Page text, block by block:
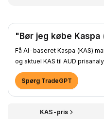
"Bør jeg købe Kaspa
Få AI-baseret Kaspa (KAS)
og aktuel KAS til AUD
Spørg TradeGPT
KAS-pris